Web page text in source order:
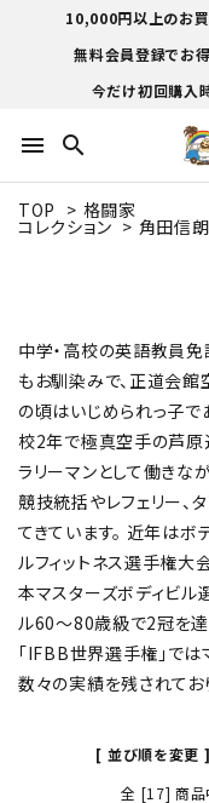
10,000円以上のお買
無料会員登録でお得
今だけ初回購入
menu search
TOP > 格闘家
コレクション > 角田信朗
中学・高校の英語教員
もお馴染みで、正道会
の頃はいじめられっ子で
校2年で極真空手の芦原
ラリーマンとして働きな
競技統括やレフェリー、
てきています。 近年はボ
ルフィットネス選手権大
本マスターズボディビ
ル60〜80歳級で2冠を
「IFBB世界選手権」で
数々の実績を残されてお
[ 並び順を変更 ]
全 [17] 商品